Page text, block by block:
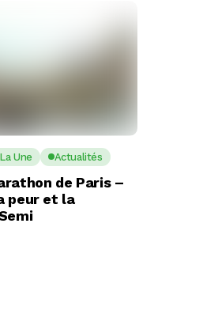
Une Actualités
de Paris –
peur et la